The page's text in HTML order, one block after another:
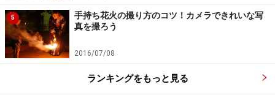
夜景などの背景と人物を一緒に撮影するときは、フラッ
シュを光らせて人物を撮影しさらにスローシャッタース
ピードで背景を獲れるように設定することできれいに撮
とも呼ばれます。
5
手持ち花火の撮り方のコツ！カメラできれいな写
真を撮ろう
2016/07/08
ランキングをもっと見る